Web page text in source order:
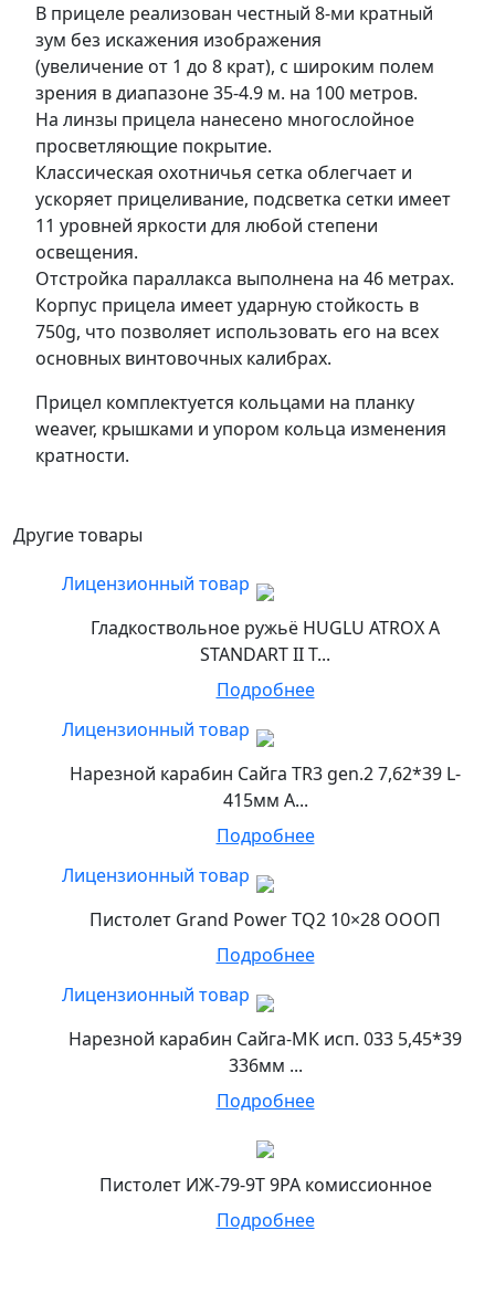
В прицеле реализован честный 8-ми кратный
зум без искажения изображения
(увеличение от 1 до 8 крат), с широким полем
зрения в диапазоне 35-4.9 м. на 100 метров.
На линзы прицела нанесено многослойное
просветляющие покрытие.
Классическая охотничья сетка облегчает и
ускоряет прицеливание, подсветка сетки имеет
11 уровней яркости для любой степени
освещения.
Отстройка параллакса выполнена на 46 метрах.
Корпус прицела имеет ударную стойкость в
750g, что позволяет использовать его на всех
основных винтовочных калибрах.
Прицел комплектуется кольцами на планку
weaver, крышками и упором кольца изменения
кратности.
Другие товары
Лицензионный товар
Гладкоствольное ружьё HUGLU ATROX A
STANDART II T...
Подробнее
Лицензионный товар
Нарезной карабин Сайга TR3 gen.2 7,62*39 L-
415мм А...
Подробнее
Лицензионный товар
Пистолет Grand Power TQ2 10×28 ОООП
Подробнее
Лицензионный товар
Нарезной карабин Сайга-МК исп. 033 5,45*39
336мм ...
Подробнее
Пистолет ИЖ-79-9Т 9РА комиссионное
Подробнее